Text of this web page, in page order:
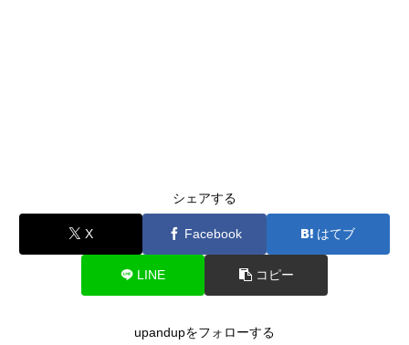
シェアする
X Facebook はてブ
LINE コピー
upandupをフォローする